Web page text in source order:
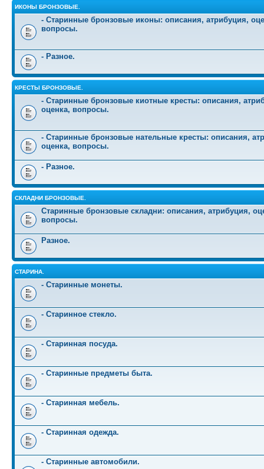
ИКОНЫ БРОНЗОВЫЕ.
- Старинные бронзовые иконы: описания, атрибуция,
вопросы.
- Разное.
КРЕСТЫ БРОНЗОВЫЕ.
- Старинные бронзовые киотные кресты: описания,
оценка, вопросы.
- Старинные бронзовые нательные кресты: описания,
оценка, вопросы.
- Разное.
СКЛАДНИ БРОНЗОВЫЕ.
Старинные бронзовые складни: описания, атрибуция,
вопросы.
Разное.
СТАРИНА.
- Старинные монеты.
- Старинное стекло.
- Старинная посуда.
- Старинные предметы быта.
- Старинная мебель.
- Старинная одежда.
- Старинные автомобили.